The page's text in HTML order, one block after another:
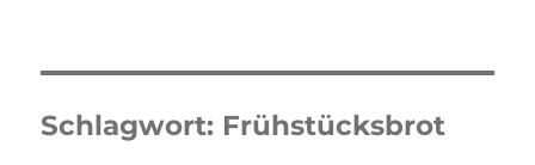
Schlagwort: Frühstücksbrot